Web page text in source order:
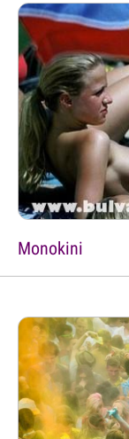
Monokini